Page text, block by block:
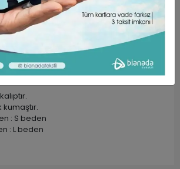
Yorumlar
;
Nefes Alabilen Rahat Bir Kumaş
kumaştır.
: S beden
: L beden